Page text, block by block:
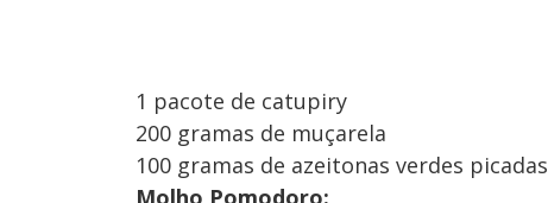
1 pacote de catupiry
200 gramas de muçarela
100 gramas de azeitonas verdes picadas
Molho Pomodoro: